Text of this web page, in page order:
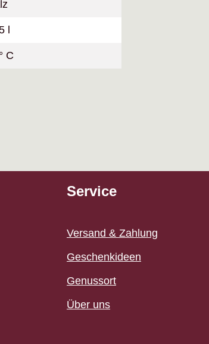
l
C
Service
Versand & Zahlung
Geschenkideen
Genussort
Über uns